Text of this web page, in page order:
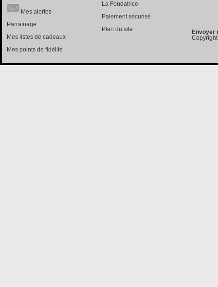
Mes alertes
Parrainage
Mes listes de cadeaux
Mes points de fidélité
La Fondatrice
Paiement sécurisé
Plan du site
Envoyer